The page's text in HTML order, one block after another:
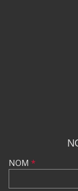
NOM *